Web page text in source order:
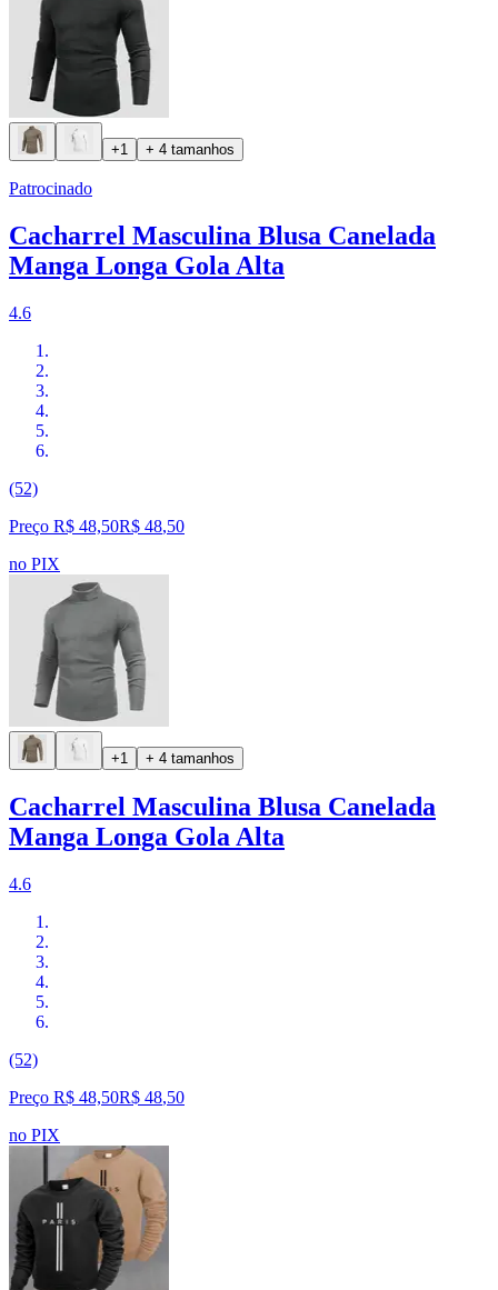
+1 + 4 tamanhos
Patrocinado
Cacharrel Masculina Blusa Canelada
Manga Longa Gola Alta
4.6
(52)
Preço R$ 48,50R$ 48,50
no PIX
+1 + 4 tamanhos
Cacharrel Masculina Blusa Canelada
Manga Longa Gola Alta
4.6
(52)
Preço R$ 48,50R$ 48,50
no PIX